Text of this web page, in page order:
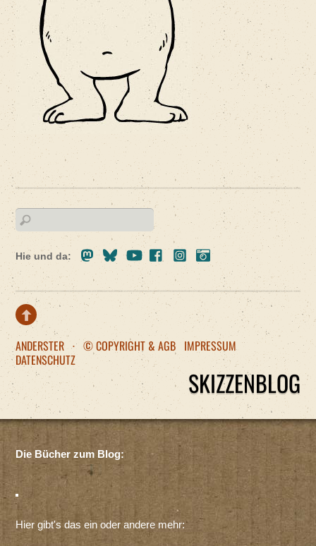
Hie und da:
Mastodon
BlueskyYoutubeFacebookInstagramPixelfed
ANDERSTER · © COPYRIGHT & AGB IMPRESSUM
DATENSCHUTZ
SKIZZENBLOG
Die Bücher zum Blog:
Hier gibt's das ein oder andere mehr: